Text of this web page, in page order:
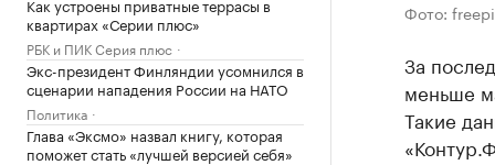
Как устроены приватные террасы в
квартирах «Серии плюс»
РБК и ПИК Серия плюс
Экс-президент Финляндии усомнился в
сценарии нападения России на НАТО
Политика
Глава «Эксмо» назвал книгу, которая
поможет стать «лучшей версией себя»
Фото:
За
меньше
Такие